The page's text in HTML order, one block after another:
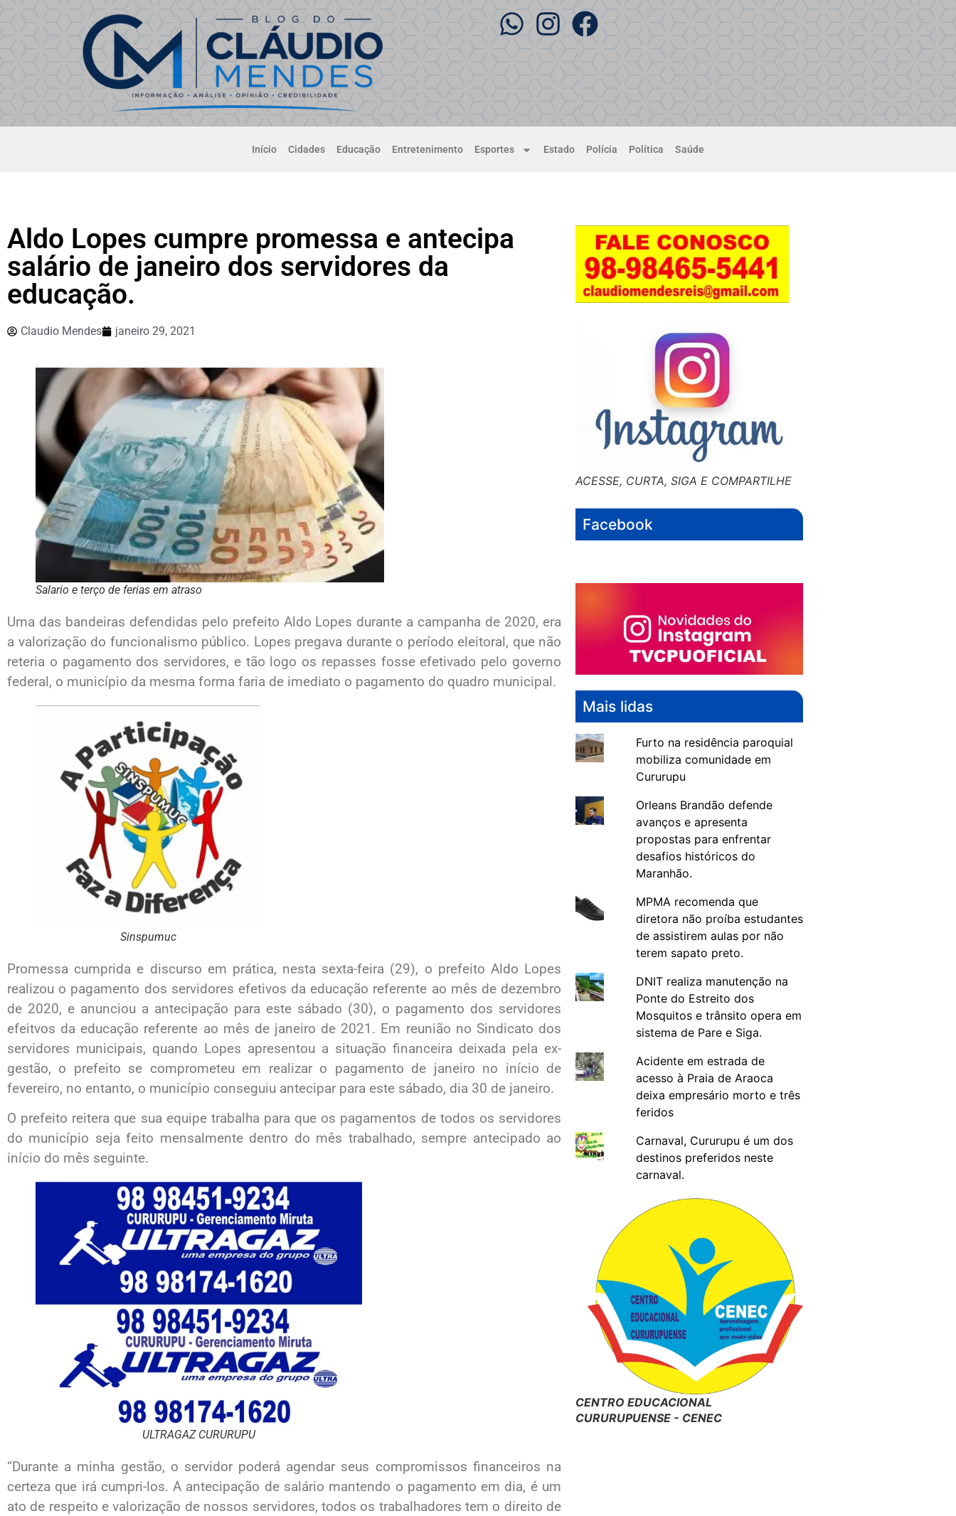
Início Cidades Educação Entretenimento Esportes Estado Polícia Política Saúde
Aldo Lopes cumpre promessa e antecipa
salário de janeiro dos servidores da
educação.
Claudio Mendes janeiro 29, 2021
Salario e terço de ferias em atraso
Uma das bandeiras defendidas pelo prefeito Aldo Lopes durante a campanha de 2020, era
a valorização do funcionalismo público. Lopes pregava durante o período eleitoral, que não
reteria o pagamento dos servidores, e tão logo os repasses fosse efetivado pelo governo
federal, o município da mesma forma faria de imediato o pagamento do quadro municipal.
Sinspumuc
Promessa cumprida e discurso em prática, nesta sexta-feira (29), o prefeito Aldo Lopes
realizou o pagamento dos servidores efetivos da educação referente ao mês de dezembro
de 2020, e anunciou a antecipação para este sábado (30), o pagamento dos servidores
efeitvos da educação referente ao mês de janeiro de 2021. Em reunião no Sindicato dos
servidores municipais, quando Lopes apresentou a situação financeira deixada pela ex-
gestão, o prefeito se comprometeu em realizar o pagamento de janeiro no início de
fevereiro, no entanto, o município conseguiu antecipar para este sábado, dia 30 de janeiro.
O prefeito reitera que sua equipe trabalha para que os pagamentos de todos os servidores
do município seja feito mensalmente dentro do mês trabalhado, sempre antecipado ao
início do mês seguinte.
ULTRAGAZ CURURUPU
“Durante a minha gestão, o servidor poderá agendar seus compromissos financeiros na
certeza que irá cumpri-los. A antecipação de salário mantendo o pagamento em dia, é um
ato de respeito e valorização de nossos servidores, todos os trabalhadores tem o direito de
ACESSE, CURTA, SIGA E COMPARTILHE
Facebook
Mais lidas
Furto na residência paroquial
mobiliza comunidade em
Cururupu
Orleans Brandão defende
avanços e apresenta
propostas para enfrentar
desafios históricos do
Maranhão.
MPMA recomenda que
diretora não proíba estudantes
de assistirem aulas por não
terem sapato preto.
DNIT realiza manutenção na
Ponte do Estreito dos
Mosquitos e trânsito opera em
sistema de Pare e Siga.
Acidente em estrada de
acesso à Praia de Araoca
deixa empresário morto e três
feridos
Carnaval, Cururupu é um dos
destinos preferidos neste
carnaval.
CENTRO EDUCACIONAL
CURURUPUENSE - CENEC